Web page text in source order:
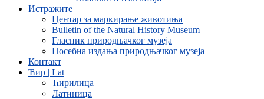
Истражите
Центар за маркирање животиња
Bulletin of the Natural History Museum
Гласник природњачког музеја
Посебна издања природњачког музеја
Контакт
Ћир | Lat
Ћирилица
Латиница